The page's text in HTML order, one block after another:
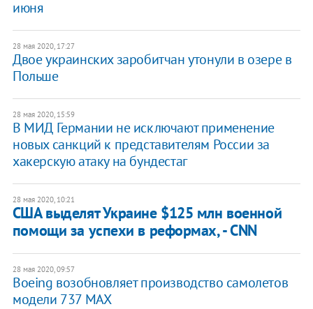
июня
28 мая 2020, 17:27
Двое украинских заробитчан утонули в озере в
Польше
28 мая 2020, 15:59
В МИД Германии не исключают применение
новых санкций к представителям России за
хакерскую атаку на бундестаг
28 мая 2020, 10:21
США выделят Украине $125 млн военной
помощи за успехи в реформах, - CNN
28 мая 2020, 09:57
Boeing возобновляет производство самолетов
модели 737 MAX